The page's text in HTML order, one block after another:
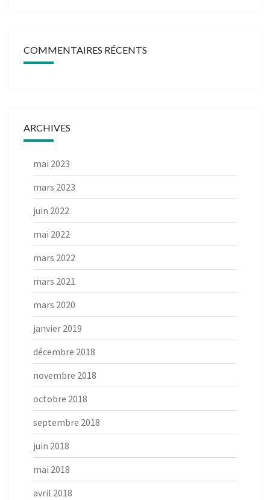
COMMENTAIRES RÉCENTS
ARCHIVES
mai 2023
mars 2023
juin 2022
mai 2022
mars 2022
mars 2021
mars 2020
janvier 2019
décembre 2018
novembre 2018
octobre 2018
septembre 2018
juin 2018
mai 2018
avril 2018